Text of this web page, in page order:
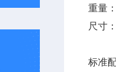
重量
尺寸
标准